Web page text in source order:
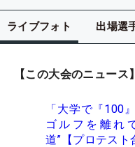
ライブフォト 出場選
【この大会のニュース】
「大学で『100
ゴルフを離れ
道”【プロテスト